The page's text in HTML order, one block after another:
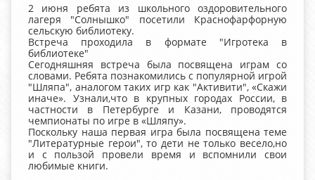
2 июня ребята из школьного оздоровительного
лагеря "Солнышко" посетили Краснофарфорную
сельскую библиотеку.
Встреча проходила в формате "Игротека в
библиотеке"
Сегодняшняя встреча была посвящена играм со
словами. Ребята познакомились с популярной игрой
"Шляпа", аналогом таких игр как "Активити", «Скажи
иначе». Узнали,что в крупных городах России, в
частности в Петербурге и Казани, проводятся
чемпионаты по игре в «Шляпу».
Поскольку наша первая игра была посвящена теме
"Литературные герои", то дети не только весело,но
и с пользой провели время и вспомнили свои
любимые книги.